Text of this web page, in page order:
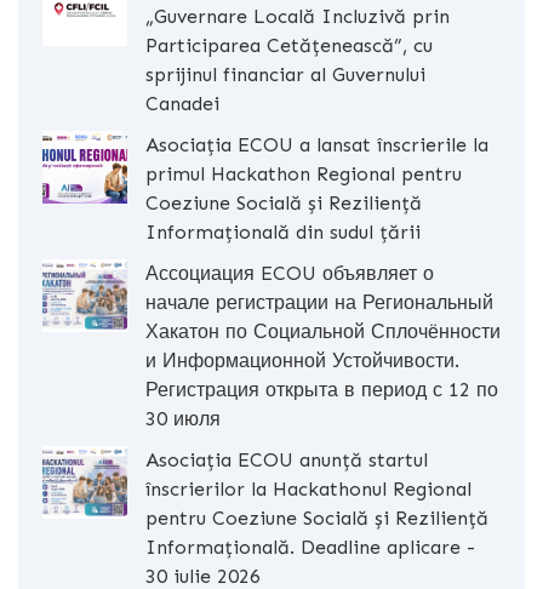
„Guvernare Locală Incluzivă prin
Participarea Cetățenească”, cu
sprijinul financiar al Guvernului
Canadei
Asociația ECOU a lansat înscrierile la
primul Hackathon Regional pentru
Coeziune Socială și Reziliență
Informațională din sudul țării
Ассоциация ECOU объявляет о
начале регистрации на Региональный
Хакатон по Социальной Сплочённости
и Информационной Устойчивости.
Регистрация открыта в период с 12 по
30 июля
Asociația ECOU anunță startul
înscrierilor la Hackathonul Regional
pentru Coeziune Socială și Reziliență
Informațională. Deadline aplicare -
30 iulie 2026